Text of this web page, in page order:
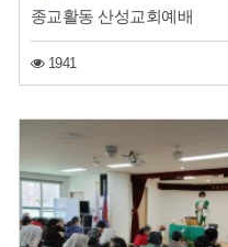
종교활동 산성교회예배
1941